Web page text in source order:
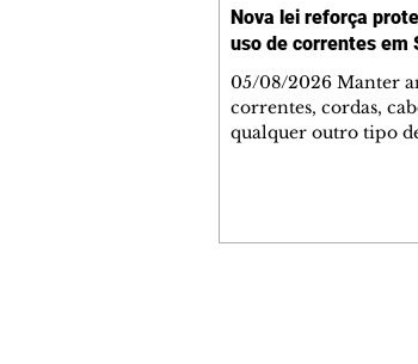
Nova lei reforça
uso de correntes em
05/08/2026 Manter
correntes, cordas,
qualquer outro tipo